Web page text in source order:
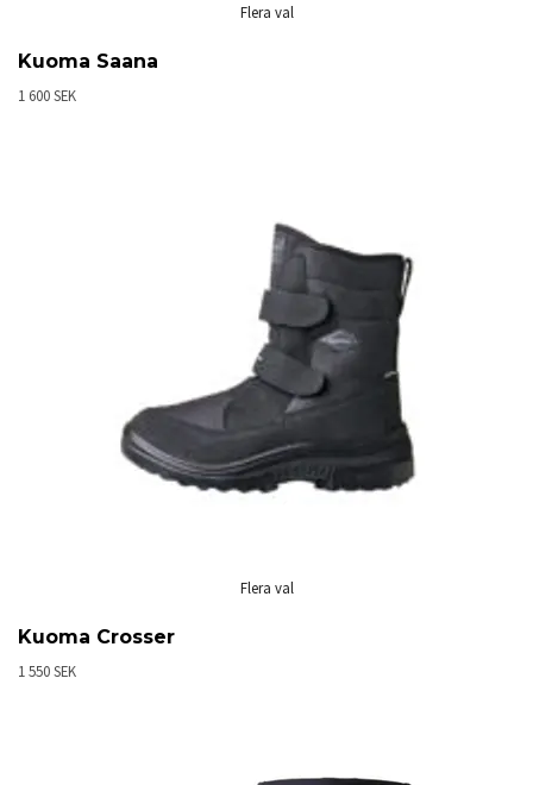
Flera val
Kuoma Saana
1 600 SEK
Flera val
Kuoma Crosser
1 550 SEK